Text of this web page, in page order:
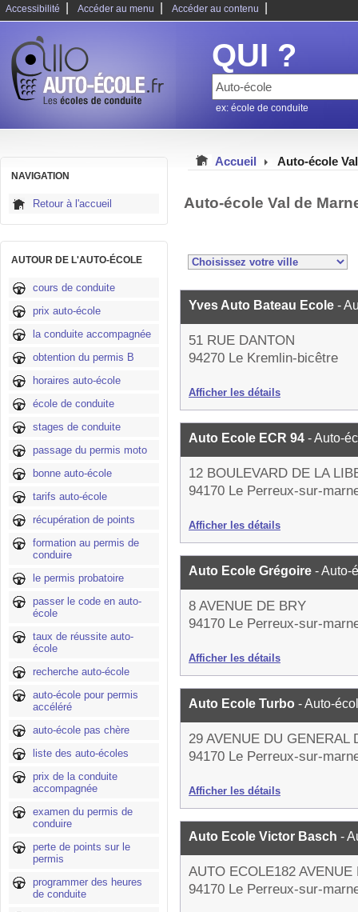
Accessibilité Accéder au menu Accéder au contenu
QUI ?
ex: école de conduite
NAVIGATION
Retour à l'accueil
AUTOUR DE L'AUTO-ÉCOLE
cours de conduite
prix auto-école
la conduite accompagnée
obtention du permis B
horaires auto-école
école de conduite
stages de conduite
passage du permis moto
bonne auto-école
tarifs auto-école
récupération de points
formation au permis de
conduire
le permis probatoire
passer le code en auto-
école
taux de réussite auto-
école
recherche auto-école
auto-école pour permis
accéléré
auto-école pas chère
liste des auto-écoles
prix de la conduite
accompagnée
examen du permis de
conduire
perte de points sur le
permis
programmer des heures
de conduite
Accueil Auto-école
Auto-école Val de
Yves Auto Bateau Ecole -
51 RUE DANTON
94270 Le Kremlin-bicêtre
Afficher les détails
Auto Ecole ECR 94 - Auto-
12 BOULEVARD DE LA
94170 Le Perreux-sur-
Afficher les détails
Auto Ecole Grégoire - Auto-
8 AVENUE DE BRY
94170 Le Perreux-sur-
Afficher les détails
Auto Ecole Turbo - Auto-
29 AVENUE DU GENERAL
94170 Le Perreux-sur-
Afficher les détails
Auto Ecole Victor Basch -
AUTO ECOLE182
94170 Le Perreux-sur-